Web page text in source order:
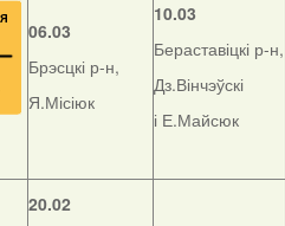
06.03
Брэсцкі р-н,
Я.Місіюк
10.03
Бераставіцкі р-н,
Дз.Вінчэўскі
і Е.Майсюк
20.02